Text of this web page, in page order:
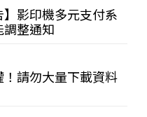
】影印機多元支付系
整通知
請勿大量下載資料